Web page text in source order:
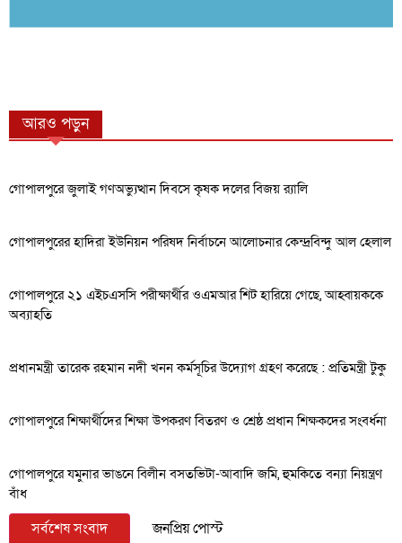
আরও পড়ুন
গোপালপুরে জুলাই গণঅভ্যুত্থান দিবসে কৃষক দলের বিজয় র‍্যালি
গোপালপুরের হাদিরা ইউনিয়ন পরিষদ নির্বাচনে আলোচনার কেন্দ্রবিন্দু আল হেলাল
গোপালপুরে ২১ এইচএসসি পরীক্ষার্থীর ওএমআর শিট হারিয়ে গেছে, আহ্বায়ককে
অব্যাহতি
প্রধানমন্ত্রী তারেক রহমান নদী খনন কর্মসূচির উদ্যোগ গ্রহণ করেছে : প্রতিমন্ত্রী টুকু
গোপালপুরে শিক্ষার্থীদের শিক্ষা উপকরণ বিতরণ ও শ্রেষ্ঠ প্রধান শিক্ষকদের সংবর্ধনা
গোপালপুরে যমুনার ভাঙনে বিলীন বসতভিটা-আবাদি জমি, হুমকিতে বন্যা নিয়ন্ত্রণ
বাঁধ
সর্বশেষ সংবাদ জনপ্রিয় পোস্ট